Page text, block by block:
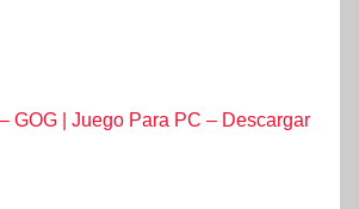
GOG | Juego Para PC – Descargar